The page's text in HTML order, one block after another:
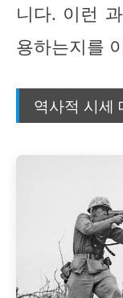
니다. 이런
용하는지를
역사적 시세